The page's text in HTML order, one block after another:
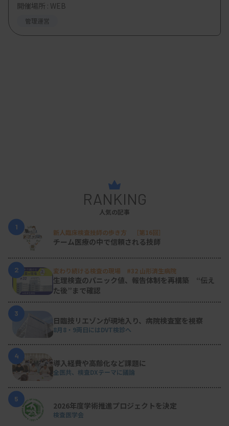
開催場所 : WEB
管理運営
RANKING
人気の記事
1
新人臨床検査技師の歩き方 ［第16回］
チーム医療の中で信頼される技師
2 変わり続ける検査の現場 #32 山形済生病院
生理検査のパニック値、報告体制を再構築 “伝え
た後”まで確認
3
日臨技リエゾンが現地入り、病院検査室を視察
8月8・9両日にはDVT検診へ
4
導入経費や高齢化など課題に
全医共、検査DXテーマに議論
5
2026年度学術推進プロジェクトを決定
検査医学会